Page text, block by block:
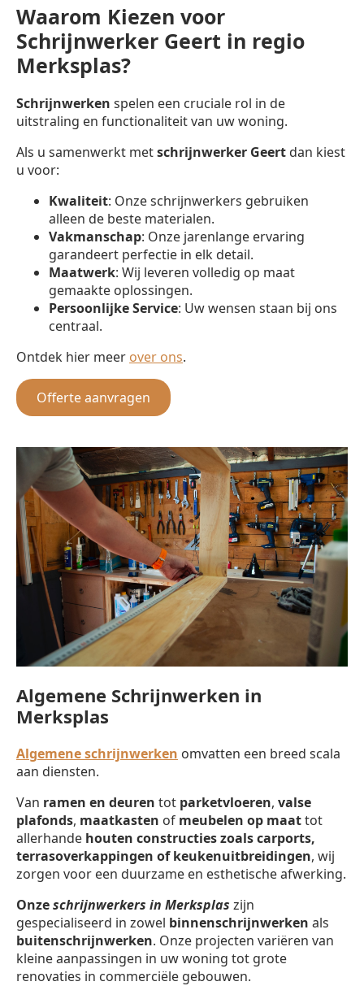
Waarom Kiezen voor
Schrijnwerker Geert in regio
Merksplas?
Schrijnwerken spelen een cruciale rol in de
uitstraling en functionaliteit van uw woning.
Als u samenwerkt metschrijnwerker Geert dan kiest
u voor:
Kwaliteit: Onze schrijnwerkers gebruiken
alleen de beste materialen.
Vakmanschap: Onze jarenlange ervaring
garandeert perfectie in elk detail.
Maatwerk: Wij leveren volledig op maat
gemaakte oplossingen.
Persoonlijke Service: Uw wensen staan bij ons
centraal.
Ontdek hier meer over ons.
Offerte aanvragen
Algemene Schrijnwerken in
Merksplas
Algemene schrijnwerken omvatten een breed scala
aan diensten.
Van ramen en deuren tot parketvloeren, valse
plafonds, maatkasten of meubelen op maattot
allerhande houten constructies zoals carports,
terrasoverkappingen of keukenuitbreidingen, wij
zorgen voor een duurzame en esthetische afwerking.
Onzeschrijnwerkers in Merksplas zijn
gespecialiseerd in zowel binnenschrijnwerken als
buitenschrijnwerken. Onze projecten variëren van
kleine aanpassingen in uw woning tot grote
renovaties in commerciële gebouwen.